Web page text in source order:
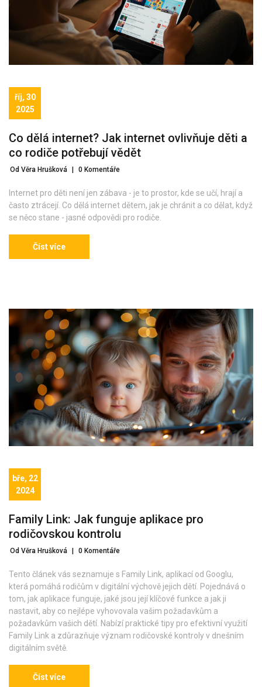
říj, 30
2025
Co dělá internet? Jak internet ovlivňuje děti a
co rodiče potřebují vědět
Od Věra Hrušková 0 Komentáře
Internet pro děti není jen zábava - je to prostor, kde se učí, hrají a
často ztrácejí. Co dělá internet dětem, jak je chránit a co dělat, když
se něco stane - jasné odpovědi pro rodiče.
Číst více
bře, 22
2024
Family Link: Jak funguje aplikace pro
rodičovskou kontrolu
Od Věra Hrušková 0 Komentáře
Tento článek vás seznamuje s Family Link, aplikací od Googlu,
která pomáhá rodičům v digitální výchově jejich dětí. Pojednává o
tom, jak aplikace funguje, jaké jsou její klíčové funkce a jak ji
nastavit, aby co nejlépe vyhovovala vašim požadavkům a
požadavkům vašich dětí. Nabízí praktické tipy pro efektivní využití
Family Link a zdůrazňuje význam rodičovské kontroly v dnešním
digitálním světě.
Číst více